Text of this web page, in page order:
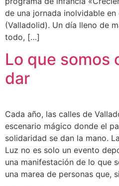
de una jornada inolvidable
(Valladolid). Un día lleno de
todo, […]
Lo que somos
dar
Cada año, las calles de
escenario mágico donde el
solidaridad se dan la mano.
Luz no es solo un evento
una manifestación de lo que
una marea de personas que,